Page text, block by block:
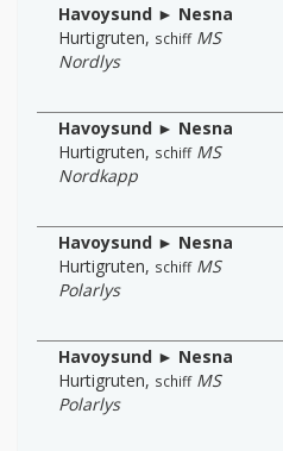
Havoysund ► Nesna
Hurtigruten, schiff MS
Nordlys
Havoysund ► Nesna
Hurtigruten, schiff MS
Nordkapp
Havoysund ► Nesna
Hurtigruten, schiff MS
Polarlys
Havoysund ► Nesna
Hurtigruten, schiff MS
Polarlys